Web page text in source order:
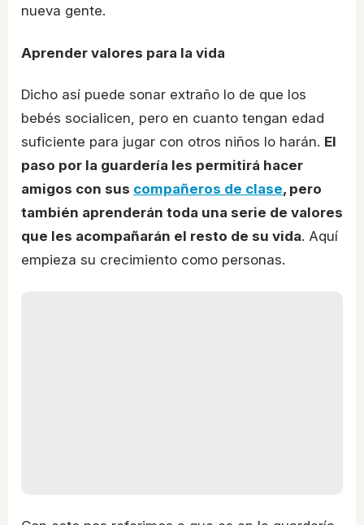
nueva gente.
Aprender valores para la vida
Dicho así puede sonar extraño lo de que los
bebés socialicen, pero en cuanto tengan edad
suficiente para jugar con otros niños lo harán. El
paso por la guardería les permitirá hacer
amigos con sus compañeros de clase, pero
también aprenderán toda una serie de valores
que les acompañarán el resto de su vida. Aquí
empieza su crecimiento como personas.